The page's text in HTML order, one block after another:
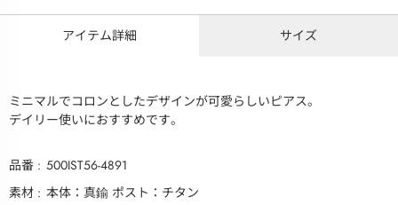
アイテム詳細 サイズ
ミニマルでコロンとしたデザインが可愛らしいピアス。
デイリー使いにおすすめです。
品番
500IST56-4891
素材
本体：真鍮 ポスト：チタン